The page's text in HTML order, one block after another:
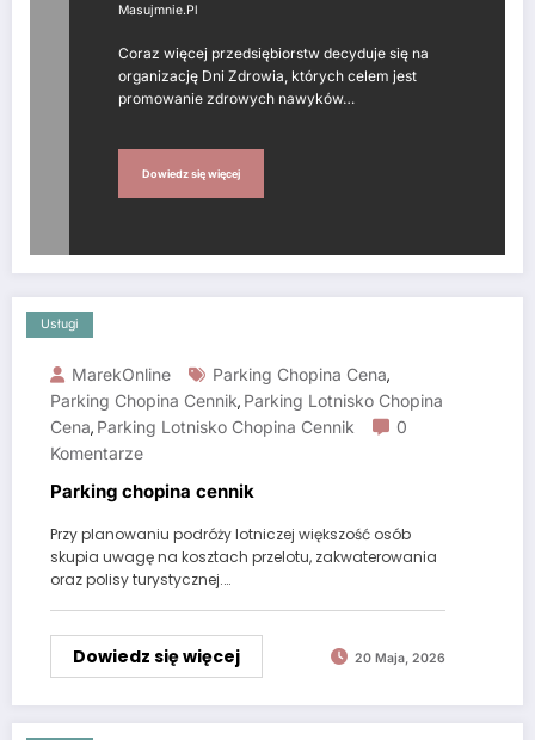
Masujmnie.pl
Coraz więcej przedsiębiorstw decyduje się na
organizację Dni Zdrowia, których celem jest
promowanie zdrowych nawyków…
Dowiedz się więcej
Usługi
MarekOnline Parking Chopina Cena,
Parking Chopina Cennik, Parking Lotnisko Chopina
Cena, Parking Lotnisko Chopina Cennik
0
Komentarze
Parking chopina cennik
Przy planowaniu podróży lotniczej większość osób
skupia uwagę na kosztach przelotu, zakwaterowania
oraz polisy turystycznej.…
Dowiedz się więcej 20 Maja, 2026